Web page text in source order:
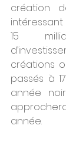
création
intéressant
15
créations
passés à
année
année.